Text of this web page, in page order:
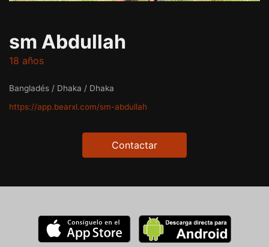
sm Abdullah
18 años
Bangladés / Dhaka / Dhaka
https://app.bearxl.com/sm-abdullah
Contactar